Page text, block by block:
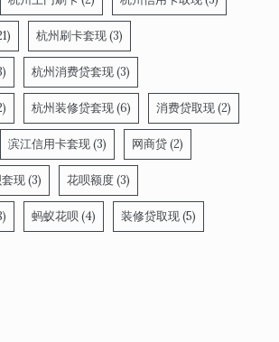
杭州刷卡套现(3)
杭州消费贷套现(3)
杭州装修贷套现(6) 消费贷取现(2)
滨江信用卡套现(3) 网商贷(2)
现(3) 花呗额度(3)
蚂蚁花呗(4) 装修贷取现(5)